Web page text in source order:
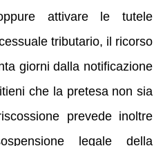
attivare le tutele
tributario, il ricorso
giorni dalla notificazione
che la pretesa non sia
prevede inoltre
legale della